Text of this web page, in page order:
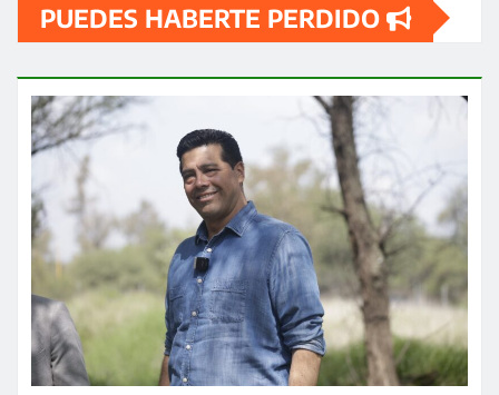
PUEDES HABERTE PERDIDO